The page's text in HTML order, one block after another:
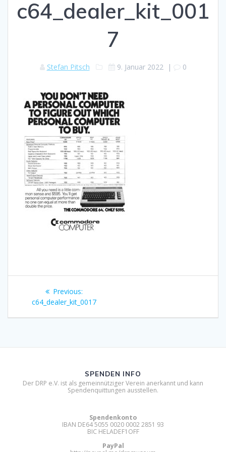
c64_dealer_kit_001
7
Stefan Pitsch 9. Januar 2022 | 0
Beitragsnavigation
Previous:Previous
post:
c64_dealer_kit_0017
SPENDEN INFO
Der DRP e.V. ist als gemeinnütziger Verein anerkannt und kann
Spendenquittungen ausstellen.
Spendenkonto
IBAN DE64 5055 0020 0002 2851 93
BIC HELADEF1OFF
PayPal